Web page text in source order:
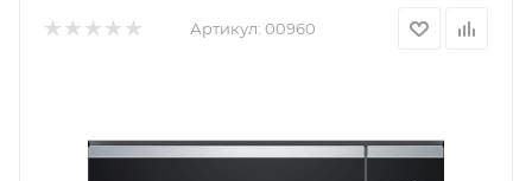
Артикул: 00960